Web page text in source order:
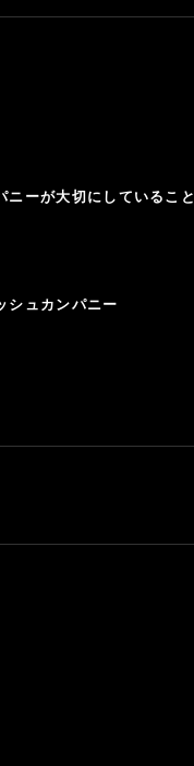
ニーが大切にしていること
シュカンパニー